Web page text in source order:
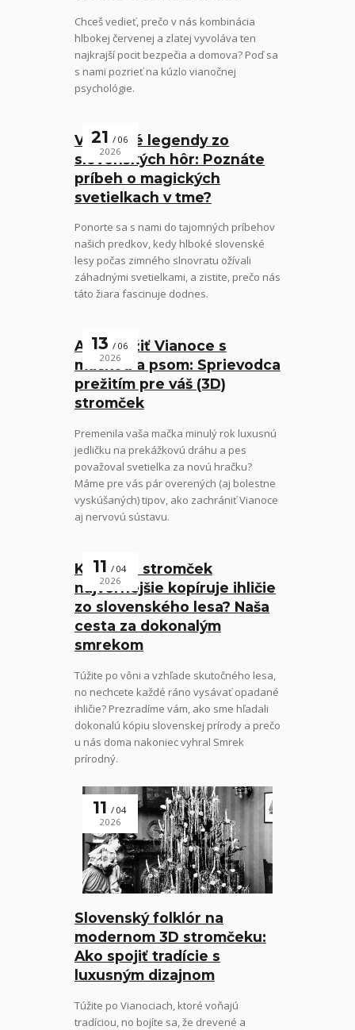
Chceš vedieť, prečo v nás kombinácia
hlbokej červenej a zlatej vyvoláva ten
najkrajší pocit bezpečia a domova? Poď sa
s nami pozrieť na kúzlo vianočnej
psychológie.
Vianočné legendy zo
slovenských hôr: Poznáte
príbeh o magických
svetielkach v tme?
21
06
2026
Ponorte sa s nami do tajomných príbehov
našich predkov, kedy hlboké slovenské
lesy počas zimného slnovratu ožívali
záhadnými svetielkami, a zistite, prečo nás
táto žiara fascinuje dodnes.
Ako prežiť Vianoce s
mačkou a psom: Sprievodca
prežitím pre váš (3D)
stromček
13
06
2026
Premenila vaša mačka minulý rok luxusnú
jedličku na prekážkovú dráhu a pes
považoval svetielka za novú hračku?
Máme pre vás pár overených (aj bolestne
vyskúšaných) tipov, ako zachrániť Vianoce
aj nervovú sústavu.
Ktorý 3D stromček
najvernejšie kopíruje ihličie
zo slovenského lesa? Naša
cesta za dokonalým
smrekom
11
04
2026
Túžite po vôni a vzhľade skutočného lesa,
no nechcete každé ráno vysávať opadané
ihličie? Prezradíme vám, ako sme hľadali
dokonalú kópiu slovenskej prírody a prečo
u nás doma nakoniec vyhral Smrek
prírodný.
Slovenský folklór na
modernom 3D stromčeku:
Ako spojiť tradície s
luxusným dizajnom
11
04
2026
Túžite po Vianociach, ktoré voňajú
tradíciou, no bojíte sa, že drevené a